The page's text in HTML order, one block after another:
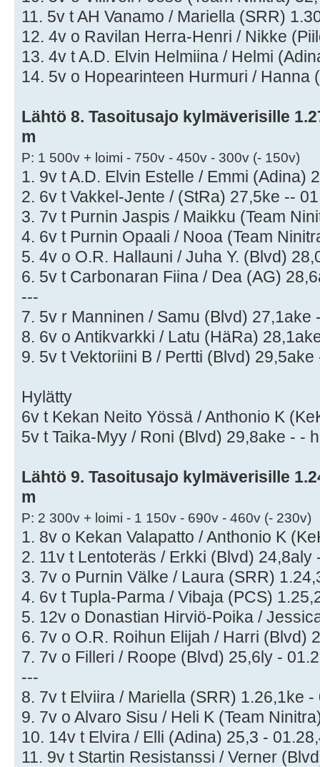
11. 5v t AH Vanamo / Mariella (SRR)
12. 4v o Ravilan Herra-Henri / Nikke
13. 4v t A.D. Elvin Helmiina / Helmi
14. 5v o Hopearinteen Hurmuri / Hanna
Lähtö 8. Tasoitusajo kylmäverisille
m
P: 1 500v + loimi - 750v - 450v - 300v (- 150v)
1. 9v t A.D. Elvin Estelle / Emmi (Adina)
2. 6v t Vakkel-Jente / (StRa) 27,5ke --
3. 7v t Purnin Jaspis / Maikku (Team
4. 6v t Purnin Opaali / Nooa (Team
5. 4v o O.R. Hallauni / Juha Y. (Blvd)
6. 5v t Carbonaran Fiina / Dea (AG)
---
7. 5v r Manninen / Samu (Blvd) 27,1ake
8. 6v o Antikvarkki / Latu (HäRa)
9. 5v t Vektoriini B / Pertti (Blvd)
Hylätty
6v t Kekan Neito Yössä / Anthonio K
5v t Taika-Myy / Roni (Blvd) 29,8ake - -
Lähtö 9. Tasoitusajo kylmäverisille
m
P: 2 300v + loimi - 1 150v - 690v - 460v (- 230v)
1. 8v o Kekan Valapatto / Anthonio K
2. 11v t Lentoteräs / Erkki (Blvd) 24,8aly
3. 7v o Purnin Välke / Laura (SRR)
4. 6v t Tupla-Parma / Vibaja (PCS)
5. 12v o Donastian Hirviö-Poika /
6. 7v o O.R. Roihun Elijah / Harri (Blvd)
7. 7v o Filleri / Roope (Blvd) 25,6ly -
---
8. 7v t Elviira / Mariella (SRR) 1.26,1ke -
9. 7v o Alvaro Sisu / Heli K (Team
10. 14v t Elvira / Elli (Adina) 25,3 -
11. 9v t Startin Resistanssi / Verner